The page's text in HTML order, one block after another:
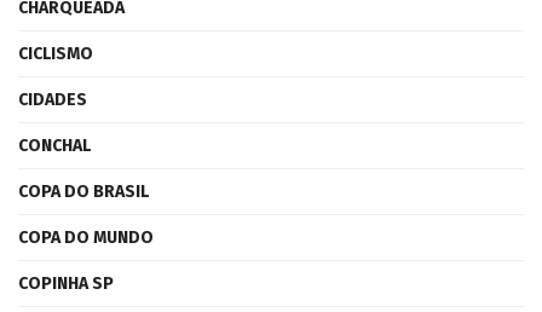
CHARQUEADA
CICLISMO
CIDADES
CONCHAL
COPA DO BRASIL
COPA DO MUNDO
COPINHA SP